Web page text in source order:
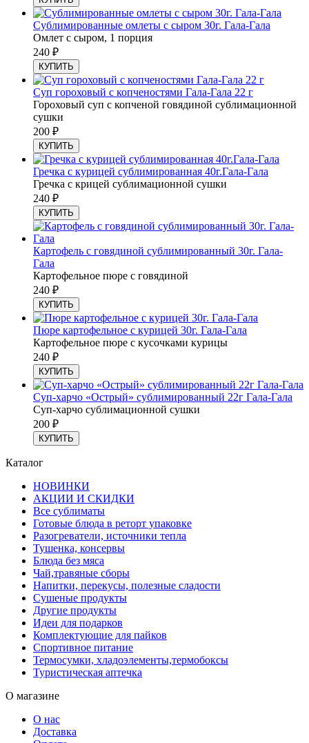
Сублимированные омлеты с сыром 30г. Гала-Гала
Омлет с сыром, 1 порция
240 ₽
КУПИТЬ
Суп гороховый с копченостями Гала-Гала 22 г
Гороховый суп с копченой говядиной сублимационной
сушки
200 ₽
КУПИТЬ
Гречка с курицей сублимированная 40г.Гала-Гала
Гречка с крицей сублимационной сушки
240 ₽
КУПИТЬ
Картофель с говядиной сублимированный 30г. Гала-
Гала
Картофельное пюре с говядиной
240 ₽
КУПИТЬ
Пюре картофельное с курицей 30г. Гала-Гала
Картофельное пюре с кусочками курицы
240 ₽
КУПИТЬ
Суп-харчо «Острый» сублимированный 22г Гала-Гала
Суп-харчо сублимационной сушки
200 ₽
КУПИТЬ
Каталог
НОВИНКИ
АКЦИИ И СКИДКИ
Все сублиматы
Готовые блюда в реторт упаковке
Разогреватели, источники тепла
Тушенка, консервы
Блюда без мяса
Чай,травяные сборы
Напитки, перекусы, полезные сладости
Сушеные продукты
Другие продукты
Идеи для подарков
Комплектующие для пайков
Спортивное питание
Термосумки, хладоэлементы,термобоксы
Туристическая аптечка
О магазине
О нас
Доставка